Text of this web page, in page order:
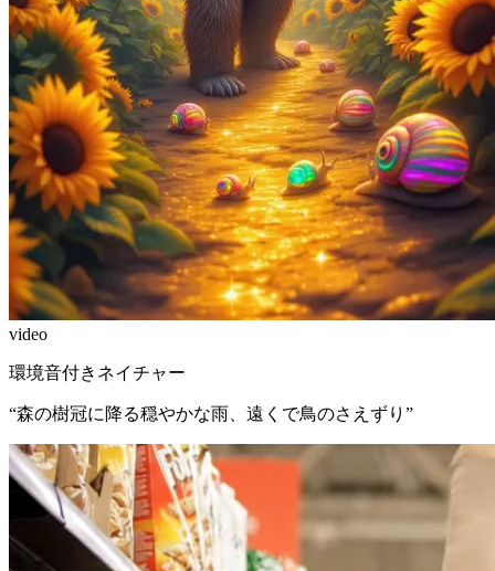
video
環境音付きネイチャー
“森の樹冠に降る穏やかな雨、遠くで鳥のさえずり ”